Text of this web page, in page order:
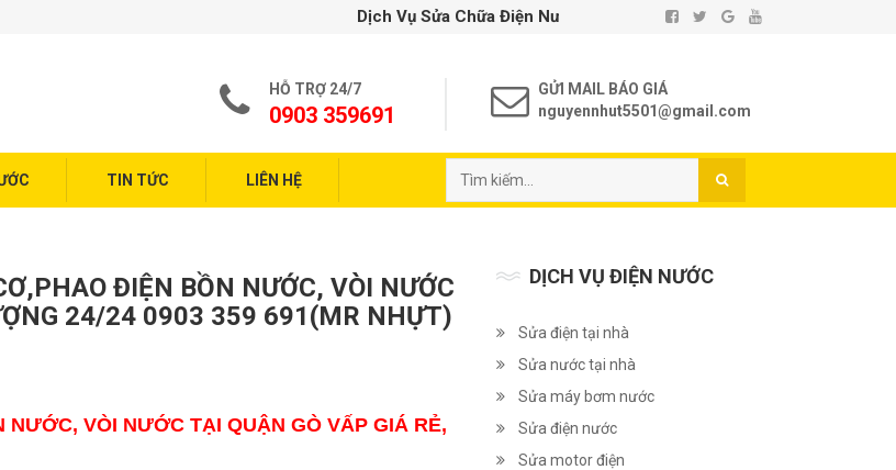
Dịch Vụ Sửa Chữa Điện Nước Tại Nhà TP. Hồ Chí Minh - Uy Tín - Chất Lượng
HỖ TRỢ 24/7
0903 359691
GỬI MAIL BÁO GIÁ
nguyennhut5501@gmail.com
TIN TỨC LIÊN HỆ
ĐIỆN BỒN NƯỚC, VÒI NƯỚC
24/24 0903 359 691(MR NHỰT)
VÒI NƯỚC TẠI QUẬN GÒ VẤP GIÁ RẺ,
DỊCH VỤ ĐIỆN NƯỚC
Sửa điện tại nhà
Sửa nước tại nhà
Sửa máy bơm nước
Sửa điện nước
Sửa motor điện